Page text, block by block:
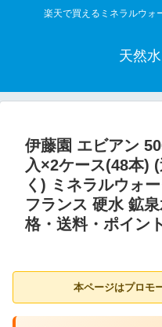
楽天で買えるミネラルウォ
天然
伊藤園 エビアン
入×2ケース(48本)
く) ミネラルウォ
フランス 硬水 鉱
格・送料・ポイン
本ページはプロモ